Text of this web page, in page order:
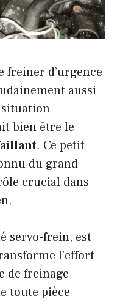
freiner d’urgence
aussi
situation
bien être le
. Ce petit
du grand
crucial dans
servo-frein, est
l’effort
de freinage
toute pièce